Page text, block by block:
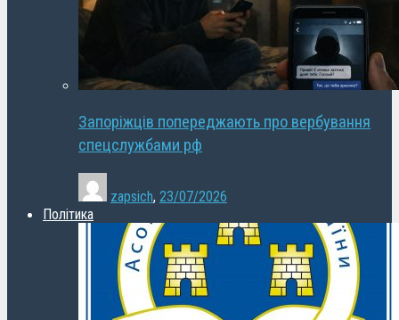
Запоріжців попереджають про вербування
спецслужбами рф
zapsich, 23/07/2026
Політика